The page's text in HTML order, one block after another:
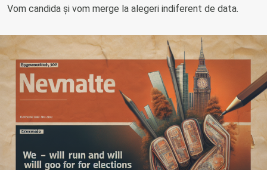
Vom candida și vom merge la alegeri indiferent de data.